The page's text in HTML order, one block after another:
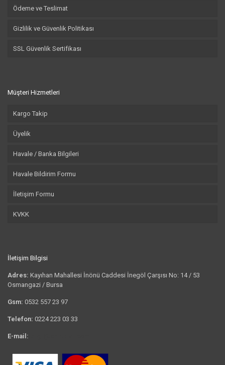
Ödeme ve Teslimat
Gizlilik ve Güvenlik Politikası
SSL Güvenlik Sertifikası
Müşteri Hizmetleri
Kargo Takip
Üyelik
Havale / Banka Bilgileri
Havale Bildirim Formu
İletişim Formu
KVKK
İletişim Bilgisi
Adres: Kayıhan Mahallesi İnönü Caddesi İnegöl Çarşısı No: 14 / 53
Osmangazi / Bursa
Gsm: 0532 557 23 97
Telefon: 0224 223 03 33
E-mail: